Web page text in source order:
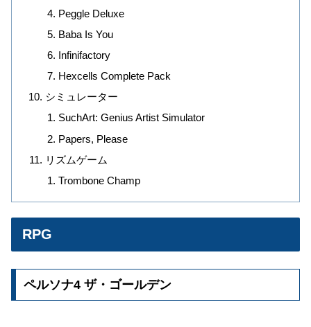
Peggle Deluxe
Baba Is You
Infinifactory
Hexcells Complete Pack
シミュレーター
SuchArt: Genius Artist Simulator
Papers, Please
リズムゲーム
Trombone Champ
RPG
ペルソナ4 ザ・ゴールデン